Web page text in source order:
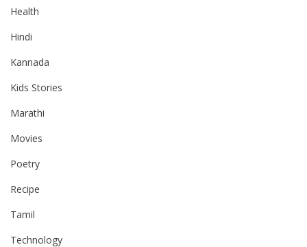
Health
Hindi
Kannada
Kids Stories
Marathi
Movies
Poetry
Recipe
Tamil
Technology